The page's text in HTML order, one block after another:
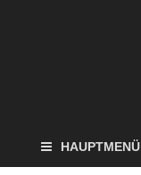
HAUPTMENÜ